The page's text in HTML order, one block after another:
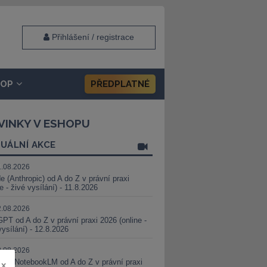
Přihlášení / registrace
PŘEDPLATNÉ
V ESHOPU
AKCE
(Anthropic) od A do Z v právní praxi
- živé vysílání) - 11.8.2026
od A do Z v právní praxi 2026 (online -
- 12.8.2026
a NotebookLM od A do Z v právní praxi
x